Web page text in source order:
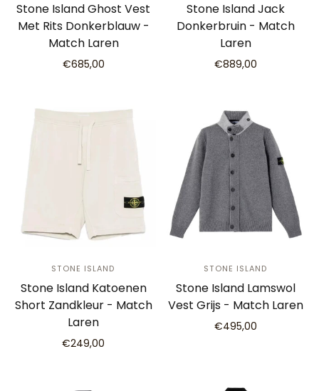
Stone Island Ghost Vest
Met Rits Donkerblauw -
Match Laren
€685,00
Stone Island Jack
Donkerbruin - Match
Laren
€889,00
STONE ISLAND
Stone Island Katoenen
Short Zandkleur - Match
Laren
€249,00
STONE ISLAND
Stone Island Lamswol
Vest Grijs - Match Laren
€495,00